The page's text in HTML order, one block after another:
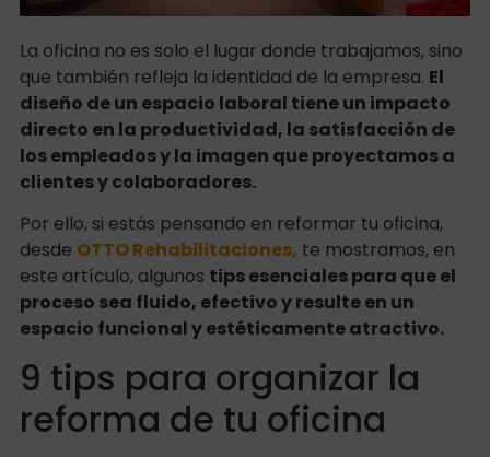
La oficina no es solo el lugar donde trabajamos, sino
que también refleja la identidad de la empresa. El
diseño de un espacio laboral tiene un impacto
directo en la productividad, la satisfacción de
los empleados y la imagen que proyectamos a
clientes y colaboradores.
Por ello, si estás pensando en reformar tu oficina,
desde OTTO Rehabilitaciones, te mostramos, en
este artículo, algunos tips esenciales para que el
proceso sea fluido, efectivo y resulte en un
espacio funcional y estéticamente atractivo.
9 tips para organizar la
reforma de tu oficina